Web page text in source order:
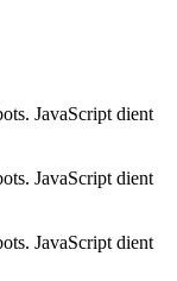
JavaScript dient
JavaScript dient
JavaScript dient